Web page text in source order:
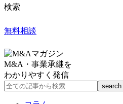
検索
無料相談
M&A・事業承継を
わかりやすく発信